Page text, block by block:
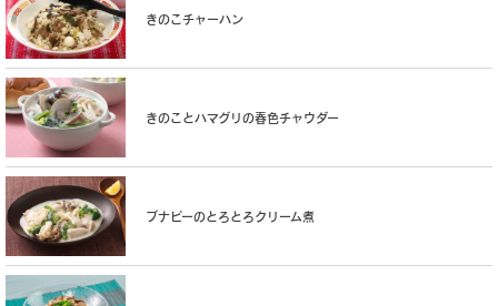
きのこチャーハン
きのことハマグリの春色チャウダー
ブナピーのとろとろクリーム煮